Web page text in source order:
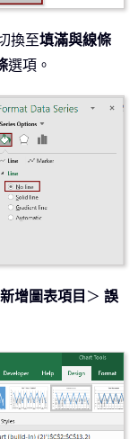
換至填滿與線條
選項。
新增圖表項目 ＞ 誤